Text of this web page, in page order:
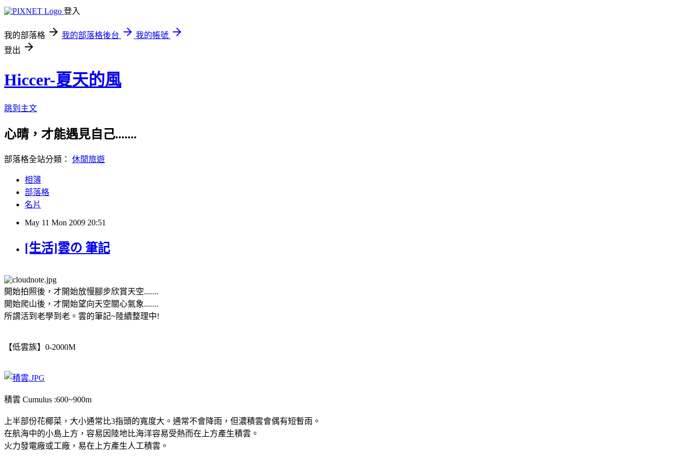
登入
我的部落格 我的部落格後台
我的帳號
登出
Hiccer-夏天的風
跳到主文
心晴，才能遇見自己.......
部落格全站分類： 休閒旅遊
相簿
部落格
名片
May 11 Mon 2009 20:51
[生活]雲の 筆記
開始拍照後，才開始放慢腳步欣賞天空.......
開始爬山後，才開始望向天空關心氣象.......
所謂活到老學到老。雲的筆記~陸續整理中!
【低雲族】0-2000M
積雲 Cumulus :600~900m
上半部份花椰菜，大小通常比3指頭的寬度大。通常不會降雨，但濃積雲會偶有短暫雨。
在航海中的小島上方，容易因陸地比海洋容易受熱而在上方產生積雲。
火力發電廠或工廠，易在上方產生人工積雲。